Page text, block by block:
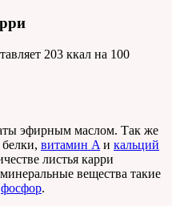
203 ккал на 100
эфирным маслом. Так же
витамин A и кальций
листья карри
вещества такие
фосфор.